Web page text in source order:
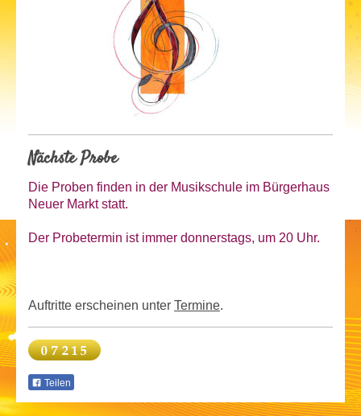
Nächste Probe
Die Proben finden in der Musikschule im Bürgerhaus
Neuer Markt statt.
Der Probetermin ist immer donnerstags, um 20 Uhr.
Auftritte erscheinen unter Termine.
Teilen